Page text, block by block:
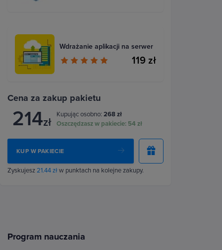
Wdrażanie aplikacji na serwer
119 zł
Cena za zakup pakietu
214zł
Kupując osobno: 268 zł
Oszczędzasz w pakiecie: 54 zł
KUP W PAKIECIE
Zyskujesz21.44 złw punktach na kolejne zakupy.
Program nauczania